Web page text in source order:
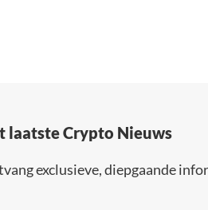
laatste Crypto Nieuws
exclusieve, diepgaande